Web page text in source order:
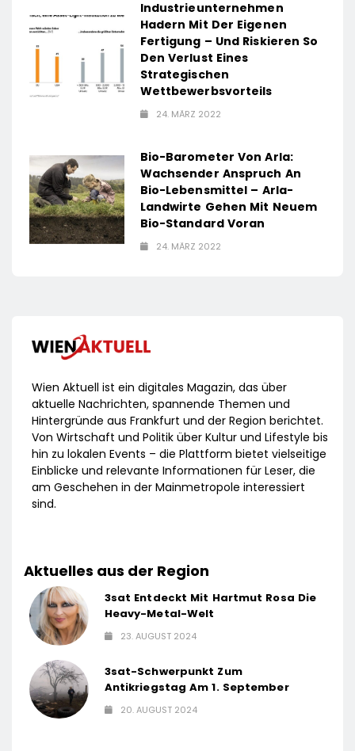
Industrieunternehmen
Hadern Mit Der Eigenen
Fertigung – Und Riskieren So
Den Verlust Eines
Strategischen
Wettbewerbsvorteils
24. MÄRZ 2022
Bio-Barometer Von Arla:
Wachsender Anspruch An
Bio-Lebensmittel – Arla-
Landwirte Gehen Mit Neuem
Bio-Standard Voran
24. MÄRZ 2022
Wien Aktuell ist ein digitales Magazin, das über
aktuelle Nachrichten, spannende Themen und
Hintergründe aus Frankfurt und der Region berichtet.
Von Wirtschaft und Politik über Kultur und Lifestyle bis
hin zu lokalen Events – die Plattform bietet vielseitige
Einblicke und relevante Informationen für Leser, die
am Geschehen in der Mainmetropole interessiert
sind.
Aktuelles aus der Region
3sat Entdeckt Mit Hartmut Rosa Die
Heavy-Metal-Welt
23. AUGUST 2024
3sat-Schwerpunkt Zum
Antikriegstag Am 1. September
20. AUGUST 2024